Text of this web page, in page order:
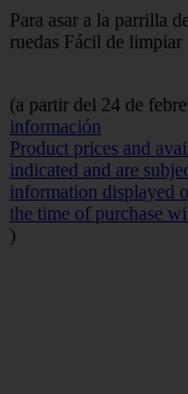
Para asar a la parrilla
ruedas Fácil de limpiar
(a partir del 24 de
información
Product prices and
indicated and are
information displayed
the time of purchase
)